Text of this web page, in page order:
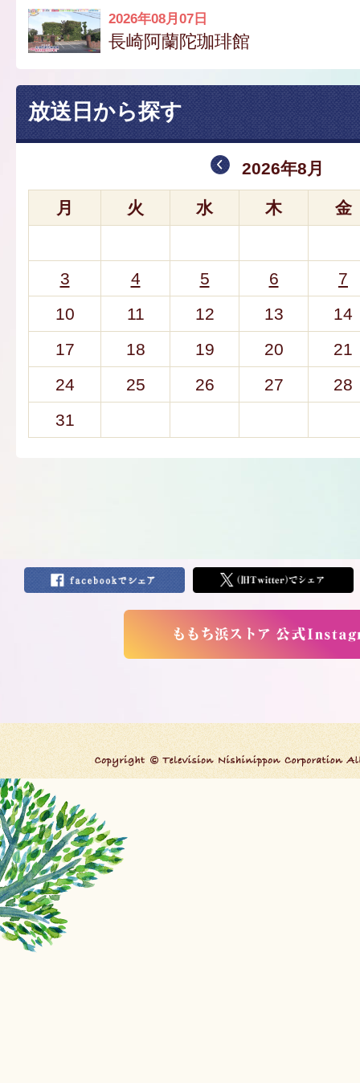
2026年08月07日
長崎阿蘭陀珈琲館
放送日から探す
2026年8月
月 火 水 木 金
3 4 5 6
7
10
11 12 13
14
17
18 19 20
21
24
25 26 27
28
31